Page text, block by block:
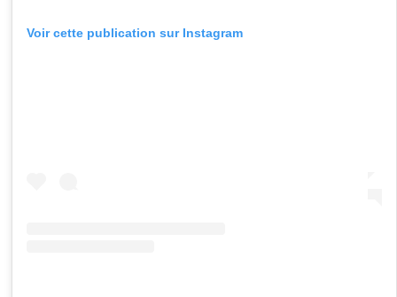
Voir cette publication sur Instagram